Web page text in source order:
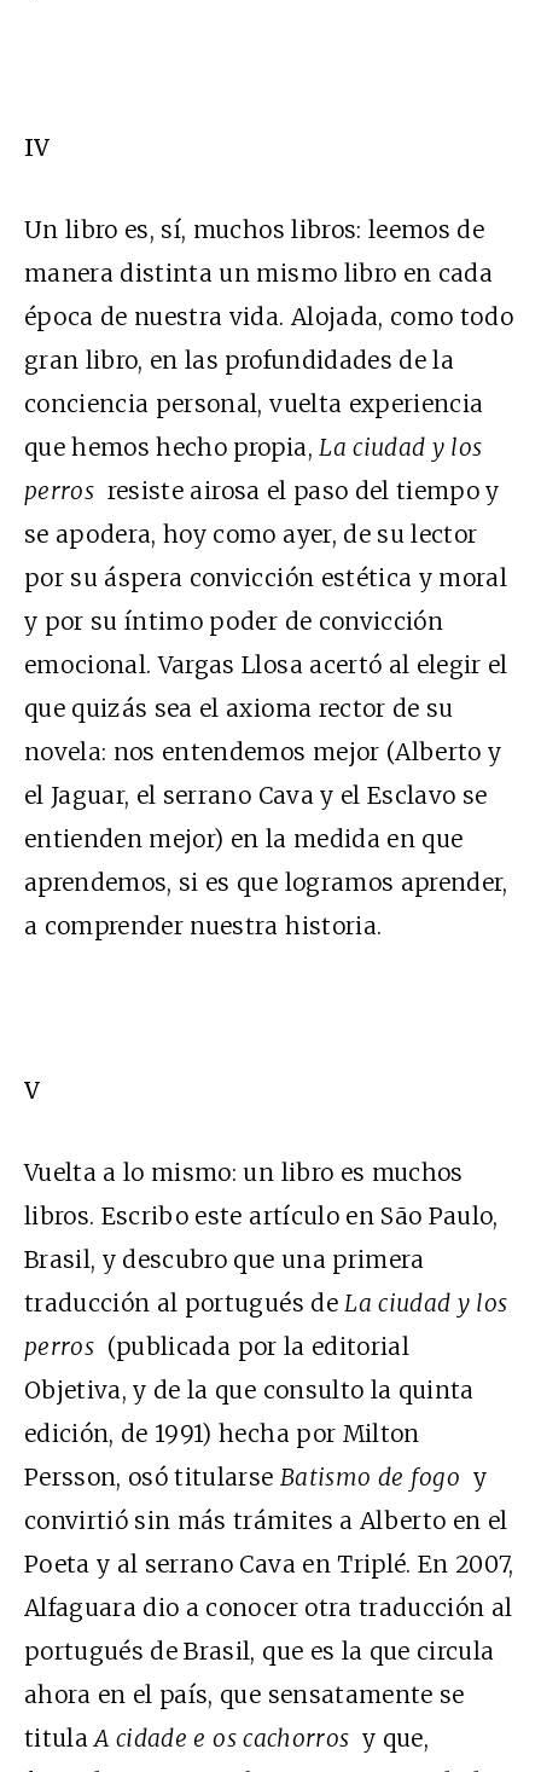
IV
Un libro es, sí, muchos libros: leemos de
manera distinta un mismo libro en cada
época de nuestra vida. Alojada, como todo
gran libro, en las profundidades de la
conciencia personal, vuelta experiencia
que hemos hecho propia,La ciudad y los
perros resiste airosa el paso del tiempo y
se apodera, hoy como ayer, de su lector
por su áspera convicción estética y moral
y por su íntimo poder de convicción
emocional. Vargas Llosa acertó al elegir el
que quizás sea el axioma rector de su
novela: nos entendemos mejor (Alberto y
el Jaguar, el serrano Cava y el Esclavo se
entienden mejor) en la medida en que
aprendemos, si es que logramos aprender,
a comprender nuestra historia.
V
Vuelta a lo mismo: un libro es muchos
libros. Escribo este artículo en São Paulo,
Brasil, y descubro que una primera
traducción al portugués deLa ciudad y los
perros (publicada por la editorial
Objetiva, y de la que consulto la quinta
edición, de 1991) hecha por Milton
Persson, osó titularse Batismo de fogo y
convirtió sin más trámites a Alberto en el
Poeta y al serrano Cava en Triplé. En 2007,
Alfaguara dio a conocer otra traducción al
portugués de Brasil, que es la que circula
ahora en el país, que sensatamente se
titulaA cidade e os cachorros y que,